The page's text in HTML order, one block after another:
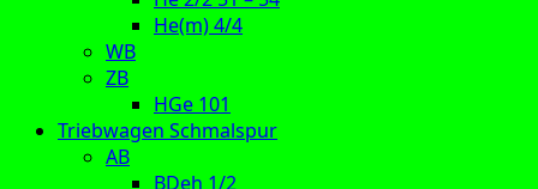
He(m) 4/4
WB
ZB
HGe 101
Triebwagen Schmalspur
AB
BDeh 1/2